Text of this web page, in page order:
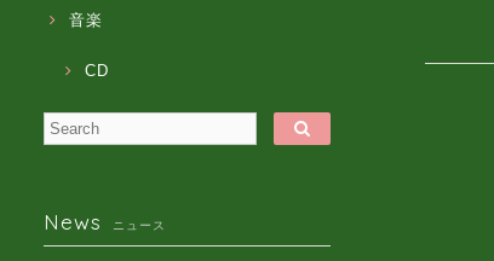
音楽
CD
News ニュース